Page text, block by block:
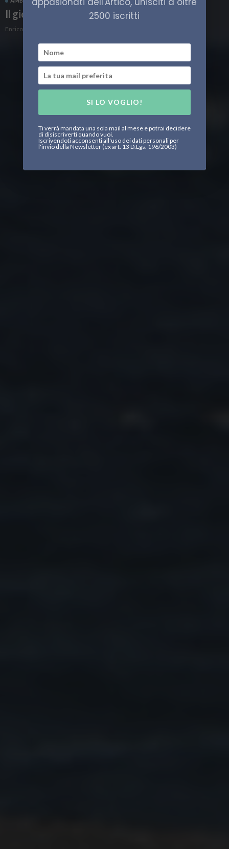
Il giorno dei trichechi
Enrico Peschiera
2500 iscritti
SI LO VOGLIO!
Ti verrà mandata una sola mail al mese e potrai decidere
di disiscriverti quando vuoi.
Iscrivendoti acconsenti all'uso dei dati personali per
l'invio della Newsletter (ex art. 13 D.Lgs. 196/2003)